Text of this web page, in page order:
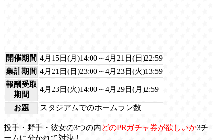
開催期間 4月15日(月)14:00～4月21日(日)22:59
集計期間 4月21日(日)23:00～4月23日(火)13:59
報酬受取
期間
4月23日(火)14:00～4月29日(月)2:59
お題 スタジアムでのホームラン数
投手・野手・彼女の3つの内どのPRガチャ券が欲しいか3チ
ームに分かれて対決！